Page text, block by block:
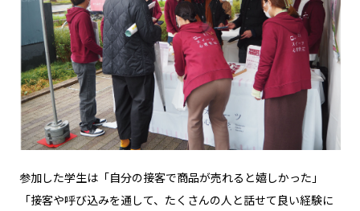
参加した学生は「自分の接客で商品が売れると嬉しかった」
「接客や呼び込みを通して、たくさんの人と話せて良い経験に